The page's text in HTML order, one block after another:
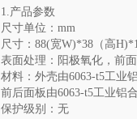
1.产品参数
尺寸单位：mm
尺寸：88(宽W)*38（高
表面处理：阳极氧化，前
材料：外壳由6063-t5工业
前后面板由6063-t5工业铝
保护级别：无